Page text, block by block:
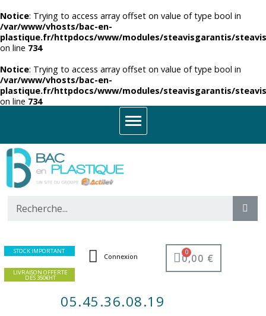
Notice: Trying to access array offset on value of type bool in
/var/www/vhosts/bac-en-
plastique.fr/httpdocs/www/modules/steavisgarantis/
on line 734
Notice: Trying to access array offset on value of type bool in
/var/www/vhosts/bac-en-
plastique.fr/httpdocs/www/modules/steavisgarantis/
on line 734
STOCK IMPORTANT
LIVRAISON OFFERTE
DES 350€HT
Connexion 0,00 €
05.45.36.08.19